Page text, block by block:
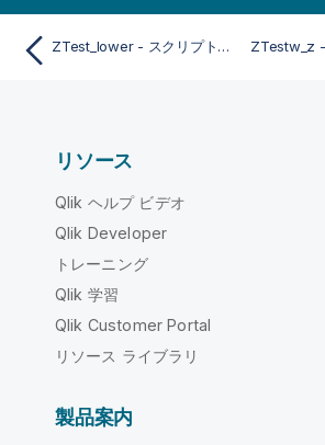
ZTest_lower - スクリプトおよびチャート関数
リソース
Qlik ヘルプ ビデオ
Qlik Developer
トレーニング
Qlik 学習
Qlik Customer Portal
リソース ライブラリ
製品案内